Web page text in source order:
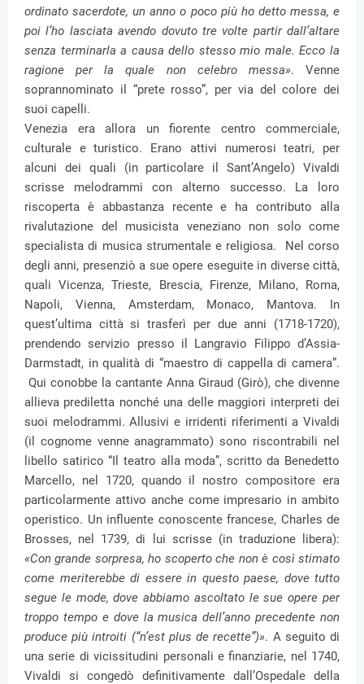
ordinato sacerdote, un anno o poco più ho detto messa, e
poi l’ho lasciata avendo dovuto tre volte partir dall’altare
senza terminarla a causa dello stesso mio male. Ecco la
ragione per la quale non celebro messa». Venne
soprannominato il “prete rosso”, per via del colore dei
suoi capelli.
Venezia era allora un fiorente centro commerciale,
culturale e turistico. Erano attivi numerosi teatri, per
alcuni dei quali (in particolare il Sant’Angelo) Vivaldi
scrisse melodrammi con alterno successo. La loro
riscoperta è abbastanza recente e ha contributo alla
rivalutazione del musicista veneziano non solo come
specialista di musica strumentale e religiosa. Nel corso
degli anni, presenziò a sue opere eseguite in diverse città,
quali Vicenza, Trieste, Brescia, Firenze, Milano, Roma,
Napoli, Vienna, Amsterdam, Monaco, Mantova. In
quest’ultima città si trasferì per due anni (1718-1720),
prendendo servizio presso il Langravio Filippo d’Assia-
Darmstadt, in qualità di “maestro di cappella di camera”.
Qui conobbe la cantante Anna Giraud (Girò), che divenne
allieva prediletta nonché una delle maggiori interpreti dei
suoi melodrammi. Allusivi e irridenti riferimenti a Vivaldi
(il cognome venne anagrammato) sono riscontrabili nel
libello satirico “Il teatro alla moda”, scritto da Benedetto
Marcello, nel 1720, quando il nostro compositore era
particolarmente attivo anche come impresario in ambito
operistico. Un influente conoscente francese, Charles de
Brosses, nel 1739, di lui scrisse (in traduzione libera):
«Con grande sorpresa, ho scoperto che non è così stimato
come meriterebbe di essere in questo paese, dove tutto
segue le mode, dove abbiamo ascoltato le sue opere per
troppo tempo e dove la musica dell’anno precedente non
produce più introiti (“n’est plus de recette”)». A seguito di
una serie di vicissitudini personali e finanziarie, nel 1740,
Vivaldi si congedò definitivamente dall’Ospedale della